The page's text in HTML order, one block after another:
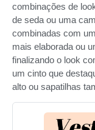
combinações de
de seda ou uma
combinadas com
mais elaborada ou
finalizando o look
um cinto que
alto ou sapatilhas